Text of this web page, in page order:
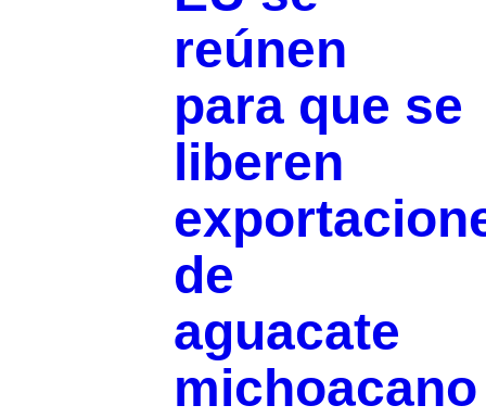
reúnen
para que se
liberen
de
aguacate
michoacano